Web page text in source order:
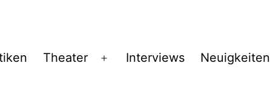
Theater
Menü
Interviews Neuigkeiten